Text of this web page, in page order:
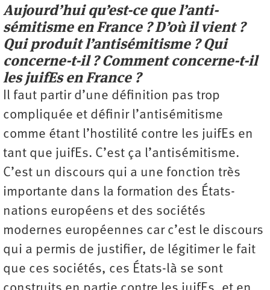
Aujourd’hui qu’est-ce que l’anti­
sémitisme en France ? D’où il vient ?
Qui produit l’antisémitisme ? Qui
concerne-t-il ? Comment concerne-t-il
les juifEs en France ?
Il faut partir d’une définition pas trop
compliquée et définir l’antisémitisme
comme étant l’hostilité contre les juifEs en
tant que juifEs. C’est ça l’anti­sémitisme.
C’est un discours qui a une fonction très
importante dans la formation des États-
nations européens et des sociétés
modernes européennes car c’est le discours
qui a permis de justifier, de légitimer le fait
que ces sociétés, ces États-là se sont